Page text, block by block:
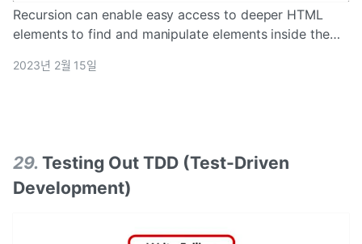
Recursion can enable easy access to deeper HTML
elements to find and manipulate elements inside the
2023년 2월 15일
29. Testing Out TDD (Test-Driven
Development)